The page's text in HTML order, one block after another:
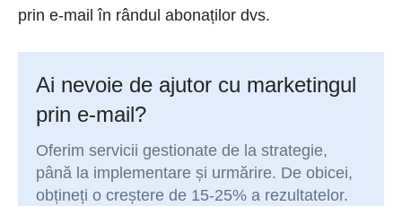
prin e-mail în rândul abonaților dvs.
Ai nevoie de ajutor cu marketingul
prin e-mail?
Oferim servicii gestionate de la strategie,
până la implementare și urmărire. De obicei,
obțineți o creștere de 15-25% a rezultatelor.